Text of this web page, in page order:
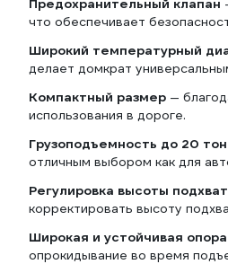
Предохранительный клапан
что обеспечивает
Широкий температурный
делает домкрат
Компактный размер —
использования в дороге.
Грузоподъемность до 20
отличным выбором как для
Регулировка высоты
корректировать высоту
Широкая и устойчивая опора
опрокидывание во время